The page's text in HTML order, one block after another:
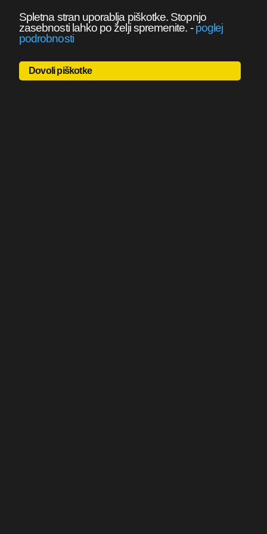
Spletna stran uporablja piškotke. Stopnjo
zasebnosti lahko po želji spremenite. -poglej
podrobnosti
Dovoli piškotke